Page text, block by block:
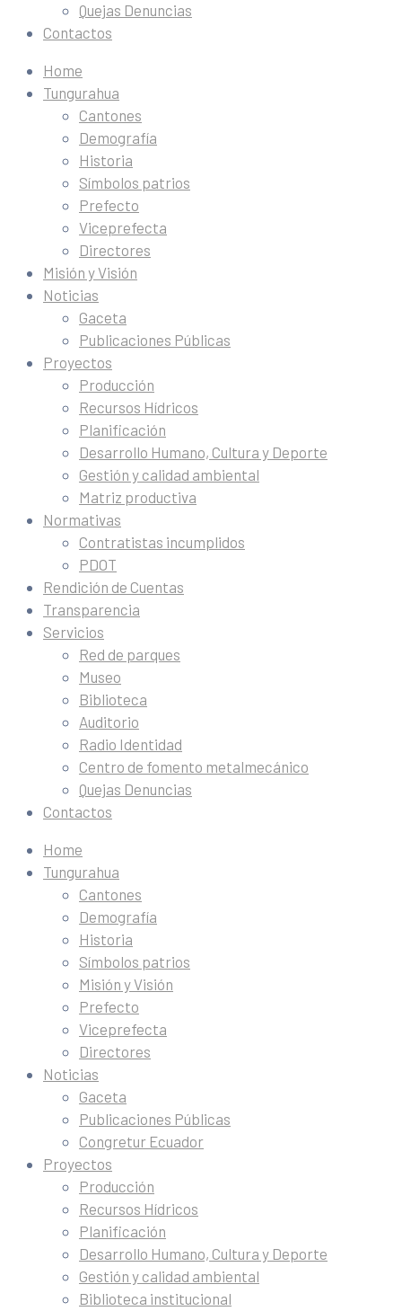
Quejas Denuncias
Contactos
Home
Tungurahua
Cantones
Demografía
Historia
Símbolos patrios
Prefecto
Viceprefecta
Directores
Misión y Visión
Noticias
Gaceta
Publicaciones Públicas
Proyectos
Producción
Recursos Hídricos
Planificación
Desarrollo Humano, Cultura y Deporte
Gestión y calidad ambiental
Matriz productiva
Normativas
Contratistas incumplidos
PDOT
Rendición de Cuentas
Transparencia
Servicios
Red de parques
Museo
Biblioteca
Auditorio
Radio Identidad
Centro de fomento metalmecánico
Quejas Denuncias
Contactos
Home
Tungurahua
Cantones
Demografía
Historia
Símbolos patrios
Misión y Visión
Prefecto
Viceprefecta
Directores
Noticias
Gaceta
Publicaciones Públicas
Congretur Ecuador
Proyectos
Producción
Recursos Hídricos
Planificación
Desarrollo Humano, Cultura y Deporte
Gestión y calidad ambiental
Biblioteca institucional